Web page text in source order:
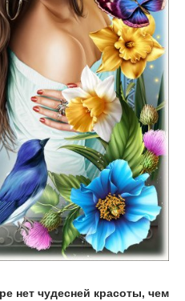
нет чудесней красоты, чем